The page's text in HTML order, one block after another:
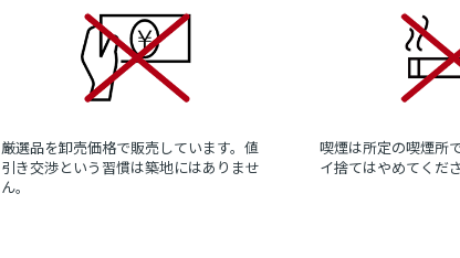
厳選品を卸売価格で販売しています。値
引き交渉という習慣は築地にはありませ
ん。
喫煙は所定の喫煙所
イ捨てはやめてくださ